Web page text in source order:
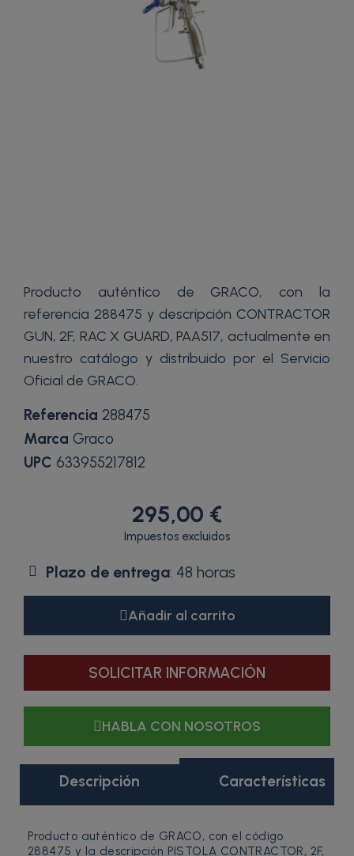
Producto auténtico de GRACO, con la
referencia 288475 y descripción CONTRACTOR
GUN, 2F, RAC X GUARD, PAA517, actualmente en
nuestro catálogo y distribuido por el Servicio
Oficial de GRACO.
Referencia 288475
Marca Graco
UPC 633955217812
295,00 €
Impuestos excluidos
Plazo de entrega: 48 horas
Añadir al carrito
SOLICITAR INFORMACIÓN
HABLA CON NOSOTROS
Descripción Características
Producto auténtico de GRACO, con el código
288475 y la descripción PISTOLA CONTRACTOR, 2F,